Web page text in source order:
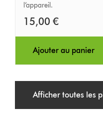
l’appareil.
15,00 €
Ajouter au panier
Afficher toutes les